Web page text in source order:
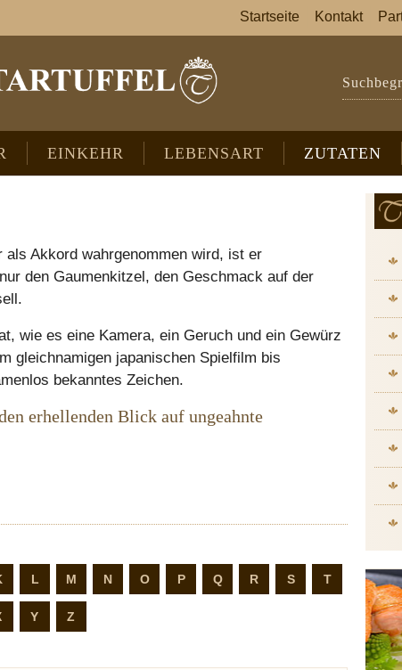
EINKEHR LEBENSART ZUTATEN
Startseite Kontakt
Akkord wahrgenommen wird, ist er
den Gaumenkitzel, den Geschmack auf der
wie es eine Kamera, ein Geruch und ein Gewürz
gleichnamigen japanischen Spielfilm bis
bekanntes Zeichen.
erhellenden Blick auf ungeahnte
L M N O P Q R S T
Y Z